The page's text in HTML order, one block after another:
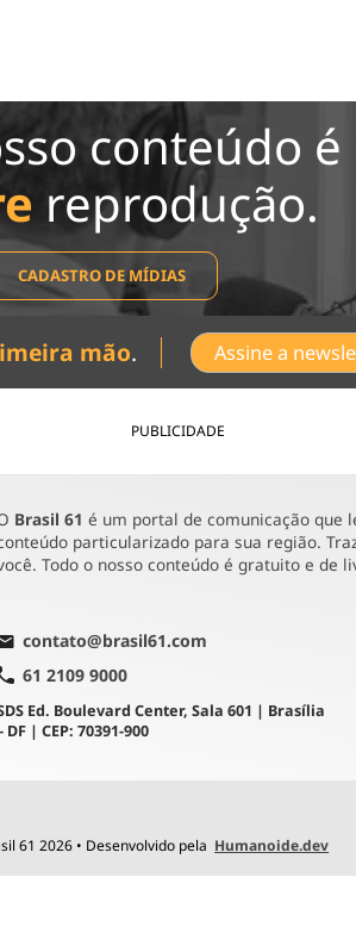
conteúdo
reprodução.
CADASTRO DE MÍDIAS
mão. Assine a
PUBLICIDADE
Brasil 61 é um portal de comunicação que
particularizado para sua região.
Todo o nosso conteúdo é gratuito e de
contato@brasil61.com
61 2109 9000
Ed. Boulevard Center, Sala 601 | Brasília
DF | CEP: 70391-900
61 2026 • Desenvolvido pela Humanoide.dev